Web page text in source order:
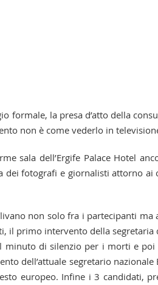
formale, la presa d’atto della
non è come vederlo in
sala dell’Ergife Palace Hotel
dei fotografi e giornalisti attorno ai
non solo fra i partecipanti ma
il primo intervento della
minuto di silenzio per i morti e
dell’attuale segretario
europeo. Infine i 3 candidati,